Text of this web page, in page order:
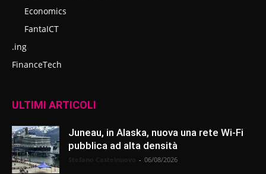
Economics
FantaICT
.ing
FinanceTech
ULTIMI ARTICOLI
Juneau, in Alaska, nuova una rete Wi-Fi
pubblica ad alta densità
- 06/08/2026